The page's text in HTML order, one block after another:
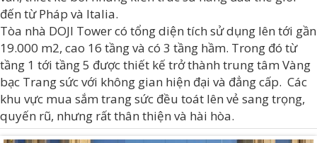
đến từ Pháp và Italia.
Tòa nhà DOJI Tower có tổng diện tích sử dụng lên tới gần
19.000 m2, cao 16 tầng và có 3 tầng hầm. Trong đó từ
tầng 1 tới tầng 5 được thiết kế trở thành trung tâm Vàng
bạc Trang sức với không gian hiện đại và đẳng cấp. Các
khu vực mua sắm trang sức đều toát lên vẻ sang trọng,
quyến rũ, nhưng rất thân thiện và hài hòa.